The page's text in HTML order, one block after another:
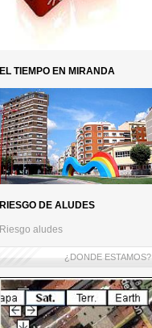
EL TIEMPO EN MIRANDA
RIESGO DE ALUDES
Riesgo aludes
¿DONDE ESTAMOS?